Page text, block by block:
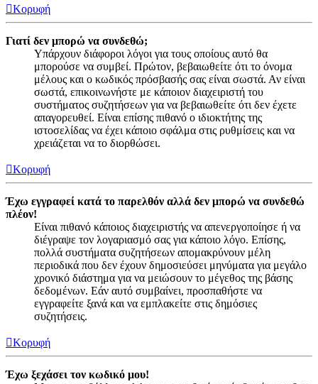
Κορυφή
Γιατί δεν μπορώ να συνδεθώ;
Υπάρχουν διάφοροι λόγοι για τους οποίους αυτό θα
μπορούσε να συμβεί. Πρώτον, βεβαιωθείτε ότι το όνομα
μέλους και ο κωδικός πρόσβασής σας είναι σωστά. Αν είναι
σωστά, επικοινωνήστε με κάποιον διαχειριστή του
συστήματος συζητήσεων για να βεβαιωθείτε ότι δεν έχετε
απαγορευθεί. Είναι επίσης πιθανό ο ιδιοκτήτης της
ιστοσελίδας να έχει κάποιο σφάλμα στις ρυθμίσεις και να
χρειάζεται να το διορθώσει.
Κορυφή
Έχω εγγραφεί κατά το παρελθόν αλλά δεν μπορώ να συνδεθώ
πλέον!
Είναι πιθανό κάποιος διαχειριστής να απενεργοποίησε ή να
διέγραψε τον λογαριασμό σας για κάποιο λόγο. Επίσης,
πολλά συστήματα συζητήσεων απομακρύνουν μέλη
περιοδικά που δεν έχουν δημοσιεύσει μηνύματα για μεγάλο
χρονικό διάστημα για να μειώσουν το μέγεθος της βάσης
δεδομένων. Εάν αυτό συμβαίνει, προσπαθήστε να
εγγραφείτε ξανά και να εμπλακείτε στις δημόσιες
συζητήσεις.
Κορυφή
Έχω ξεχάσει τον κωδικό μου!